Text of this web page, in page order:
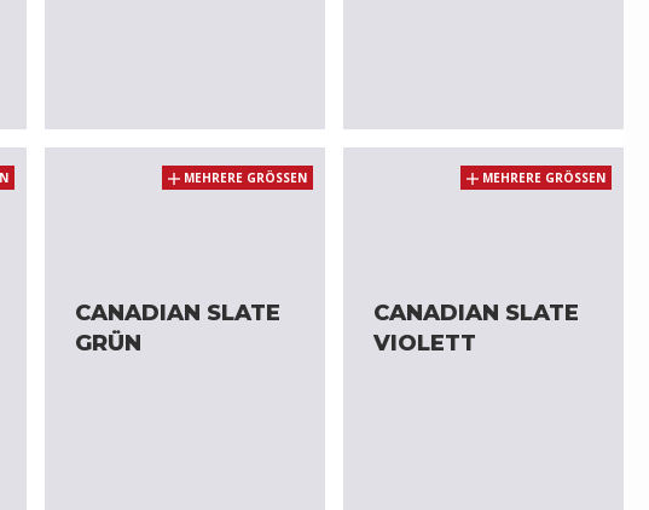
CANADIAN SLATE
GRÜN
MEHRERE GRÖSSEN
CANADIAN SLATE
VIOLETT
MEHRERE GRÖSSEN